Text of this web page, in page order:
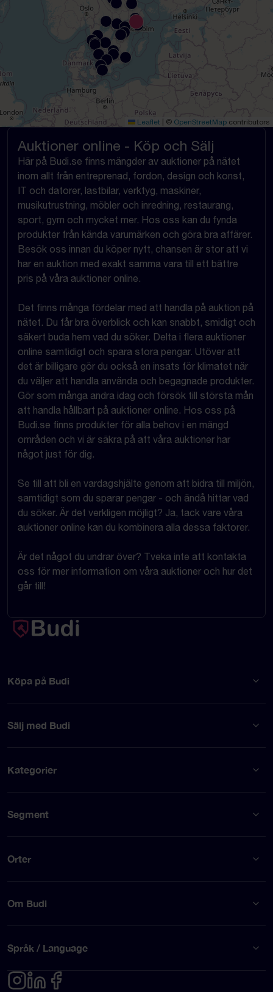
Leaflet © OpenStreetMap contributors
Auktioner online - Köp och Sälj
Här på Budi.se finns mängder av auktioner på nätet
inom allt från entreprenad, fordon, design och konst,
IT och datorer, lastbilar, verktyg, maskiner,
musikutrustning, möbler och inredning, restaurang,
sport, gym och mycket mer. Hos oss kan du fynda
produkter från kända varumärken och göra bra affärer.
Besök oss innan du köper nytt, chansen är stor att vi
har en auktion med exakt samma vara till ett bättre
pris på våra auktioner online.
Det finns många fördelar med att handla på auktion på
nätet. Du får bra överblick och kan snabbt, smidigt och
säkert buda hem vad du söker. Delta i flera auktioner
online samtidigt och spara stora pengar. Utöver att
det är billigare gör du också en insats för klimatet när
du väljer att handla använda och begagnade produkter.
Gör som många andra idag och försök till största mån
att handla hållbart på auktioner online. Hos oss på
Budi.se finns produkter för alla behov i en mängd
områden och vi är säkra på att våra auktioner har
något just för dig.
Se till att bli en vardagshjälte genom att bidra till miljön,
samtidigt som du sparar pengar - och ändå hittar vad
du söker. Är det verkligen möjligt? Ja, tack vare våra
auktioner online kan du kombinera alla dessa faktorer.
Är det något du undrar över? Tveka inte att kontakta
oss för mer information om våra auktioner och hur det
går till!
Köpa på Budi
Sälj med Budi
Kategorier
Segment
Orter
Om Budi
Språk / Language